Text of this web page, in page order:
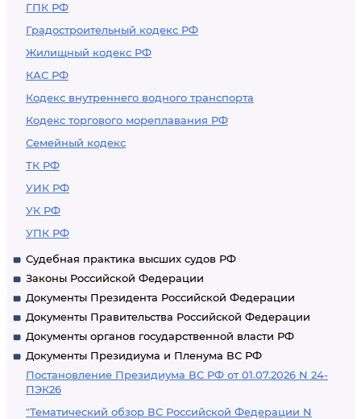
ГПК РФ
Градостроительный кодекс РФ
Жилищный кодекс РФ
КАС РФ
Кодекс внутреннего водного транспорта
Кодекс торгового мореплавания РФ
Семейный кодекс
ТК РФ
УИК РФ
УК РФ
УПК РФ
Судебная практика высших судов РФ
Законы Российской Федерации
Документы Президента Российской Федерации
Документы Правительства Российской Федерации
Документы органов государственной власти РФ
Документы Президиума и Пленума ВС РФ
Постановление Президиума ВС РФ от 01.07.2026 N 24-
ПЭК26
"Тематический обзор ВС Российской Федерации N